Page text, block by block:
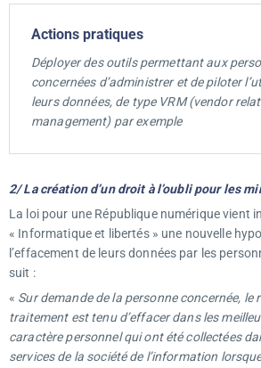
Actions pratiques
Déployer des outils permettant aux
concernées d’administrer et de piloter
leurs données, de type VRM (vendor
management) par exemple
2/ La création d’un droit à l’oubli pour les
La loi pour une République numérique vient
« Informatique et libertés » une nouvelle
l’effacement de leurs données par les
suit :
« Sur demande de la personne concernée, le
traitement est tenu d’effacer dans les
caractère personnel qui ont été collectées
services de la société de l’information